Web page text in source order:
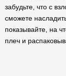
забудьте, что с
сможете
показывайте, на
плеч и